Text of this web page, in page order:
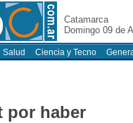
Catamarca
Domingo 09 de
Salud Ciencia y Tecno
por haber